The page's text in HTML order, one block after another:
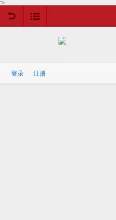
">
登录 注册